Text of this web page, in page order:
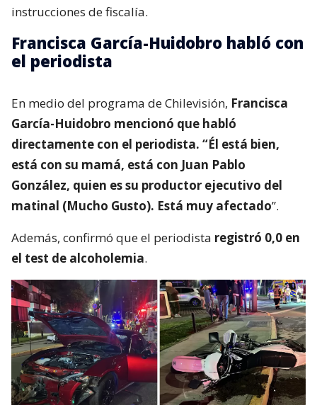
instrucciones de fiscalía.
Francisca García-Huidobro habló con
el periodista
En medio del programa de Chilevisión, Francisca
García-Huidobro mencionó que habló
directamente con el periodista. “Él está bien,
está con su mamá, está con Juan Pablo
González, quien es su productor ejecutivo del
matinal (Mucho Gusto). Está muy afectado”.
Además, confirmó que el periodista registró 0,0 en
el test de alcoholemia.